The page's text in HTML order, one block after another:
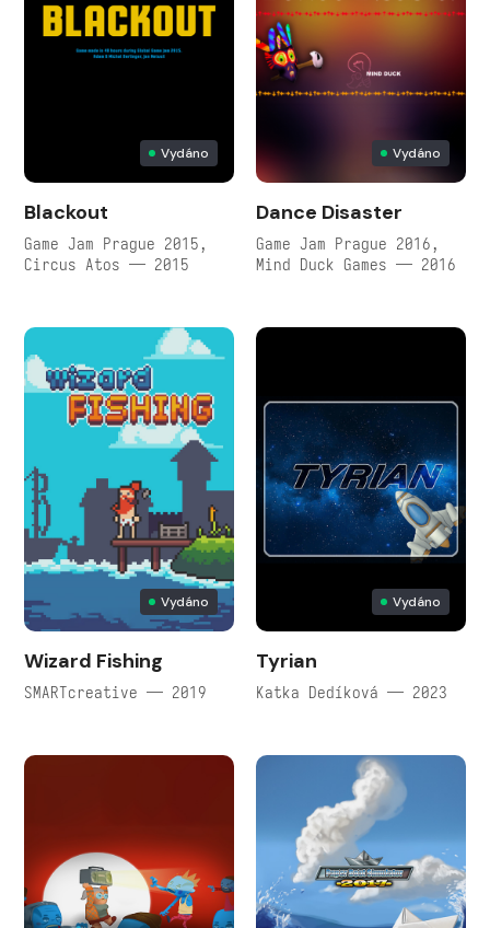
Vydáno
Blackout
Game Jam Prague 2015,
Circus Atos — 2015
Vydáno
Dance Disaster
Game Jam Prague 2016,
Mind Duck Games — 2016
Vydáno
Wizard Fishing
SMARTcreative — 2019
Vydáno
Tyrian
Katka Dedíková — 2023